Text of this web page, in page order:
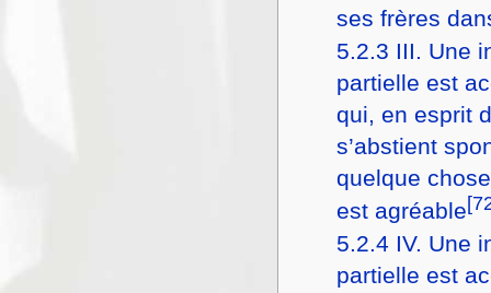
ses frères
5.2.3 III. Une
partielle est
qui, en esprit
s’abstient
quelque
est agréable
5.2.4 IV. Une
partielle est